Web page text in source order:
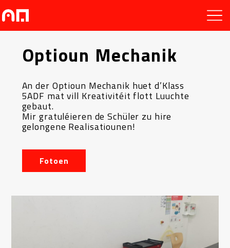
Optioun Mechanik
An der Optioun Mechanik huet d’Klass
5ADF mat vill Kreativitéit flott Luuchte
gebaut.
Mir gratuléieren de Schüler zu hire
gelongene Realisatiounen!
Fotoen